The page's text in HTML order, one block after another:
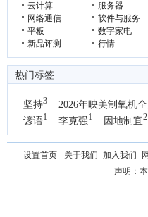
云计算
服务器
网络通信
软件与服务
平板
数字家电
新品评测
行情
热门标签
坚持3 2026年映美制氧机
谚语1 李克强1 因地制宜2
国办1
设置首页 - 关于我们- 加入我们-
声明：